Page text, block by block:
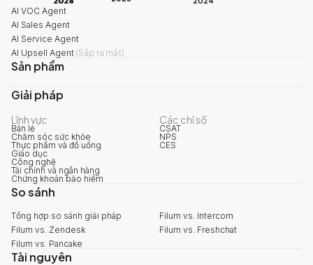
AI VOC Agent
AI Sales Agent
AI Service Agent
AI Upsell Agent (Sắp ra mắt)
Sản phẩm
Giải pháp
Lĩnh vực
Bán lẻ
Chăm sóc sức khỏe
Thực phẩm và đồ uống
Giáo dục
Công nghệ
Tài chính và ngân hàng
Chứng khoán bảo hiểm
Các chỉ số
CSAT
NPS
CES
So sánh
Tổng hợp so sánh giải pháp
Filum vs. Intercom
Filum vs. Zendesk
Filum vs. Freshchat
Filum vs. Pancake
Tài nguyên